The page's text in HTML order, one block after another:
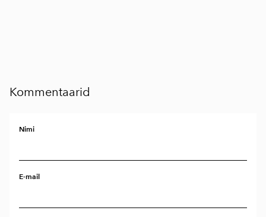
Kommentaarid
Nimi
E-mail